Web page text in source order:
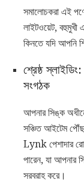
সমালোচকরা এই
লাইটওয়েট, বহুমুখী
কিনতে যদি আপনি
শ্রেষ্ঠ
সংগঠক
আপনার সিঙ্ক
সঞ্চিত আইটেম
Lynk পেশাদার
পারেন, যা আপনার
সরবরাহ করে।